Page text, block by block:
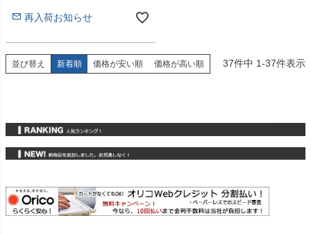
再入荷お知らせ
並び替え 新着順 価格が安い順 価格が高い順 37件中 1-37件表示